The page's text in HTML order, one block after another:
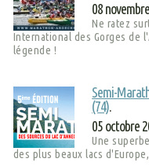
08
Ne ratez
International des Gorges de
légende !
Semi-
(74).
05 octobre
Une
des plus beaux lacs